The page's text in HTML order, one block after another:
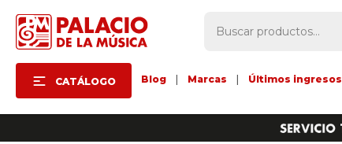
CATÁLOGO Blog Marcas Últimos ingresos